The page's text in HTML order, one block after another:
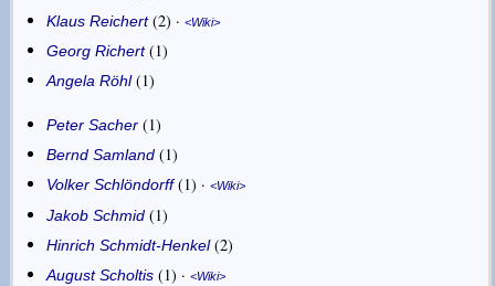
Klaus Reichert 2 · Wiki
Georg Richert 1
Angela Röhl 1
Peter Sacher 1
Bernd Samland 1
Volker Schlöndorff 1 · Wiki
Jakob Schmid 1
Hinrich Schmidt-Henkel 2
August Scholtis 1 · Wiki